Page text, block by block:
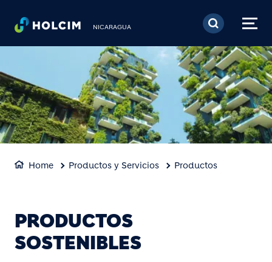
Pasar al contenido
NICARAGUA
Home Productos y Servicios Productos
PRODUCTOS
SOSTENIBLES